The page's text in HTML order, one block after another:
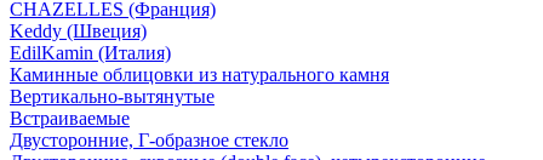
CHAZELLES (Франция)
Keddy (Швеция)
EdilKamin (Италия)
Каминные облицовки из натурального камня
Вертикально-вытянутые
Встраиваемые
Двусторонние, Г-образное стекло